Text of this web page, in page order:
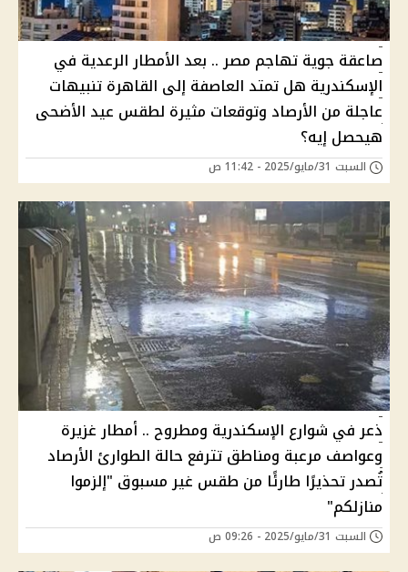
صاعقة جوية تهاجم مصر .. بعد الأمطار الرعدية في
الإسكندرية هل تمتد العاصفة إلى القاهرة تنبيهات
عاجلة من الأرصاد وتوقعات مثيرة لطقس عيد الأضحى
هيحصل إيه؟
السبت 31/مايو/2025 - 11:42 ص
ذعر في شوارع الإسكندرية ومطروح .. أمطار غزيرة
وعواصف مرعبة ومناطق تترفع حالة الطوارئ الأرصاد
تُصدر تحذيرًا طارئًا من طقس غير مسبوق "إلزموا
منازلكم"
السبت 31/مايو/2025 - 09:26 ص